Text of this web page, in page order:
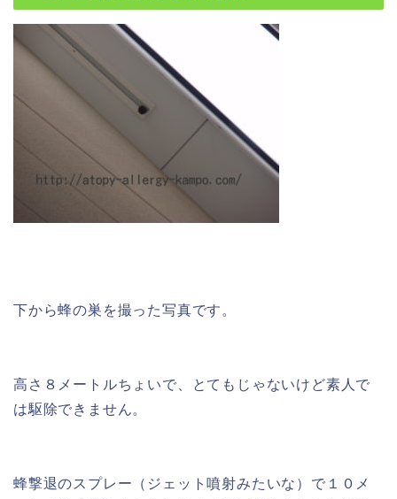
下から蜂の巣を撮った写真です。
高さ８メートルちょいで、とてもじゃないけど素人で
は駆除できません。
蜂撃退のスプレー（ジェット噴射みたいな）で１０メ